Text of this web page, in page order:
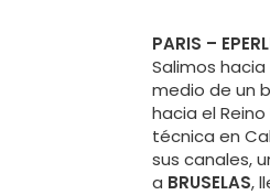
PARIS –
Salimos hacia
medio de un
hacia el
técnica en
sus canales,
a BRUSELAS,